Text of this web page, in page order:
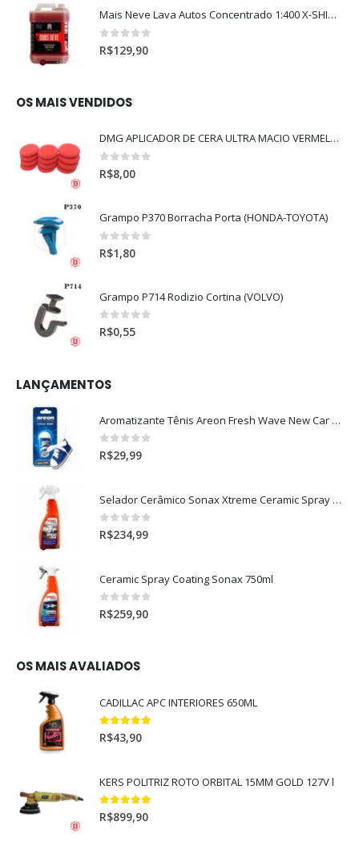
Mais Neve Lava Autos Concentrado 1:400 X-SHINE 5Litros
0out of 5
R$129,90
OS MAIS VENDIDOS
DMG APLICADOR DE CERA ULTRA MACIO VERMELHO l
0out of 5
R$8,00
Grampo P370 Borracha Porta (HONDA-TOYOTA)
0 out of 5
R$1,80
Grampo P714 Rodizio Cortina (VOLVO)
0out of 5
R$0,55
LANÇAMENTOS
Aromatizante Tênis Areon Fresh Wave New Car / Carro Novo
0out of 5
R$29,99
Selador Cerâmico Sonax Xtreme Ceramic Spray + Seal (750ml)
0out of 5
R$234,99
Ceramic Spray Coating Sonax 750ml
0out of 5
R$259,90
OS MAIS AVALIADOS
CADILLAC APC INTERIORES 650ML
5.00out of 5
R$43,90
KERS POLITRIZ ROTO ORBITAL 15MM GOLD 127V l
5.00out of 5
R$899,90